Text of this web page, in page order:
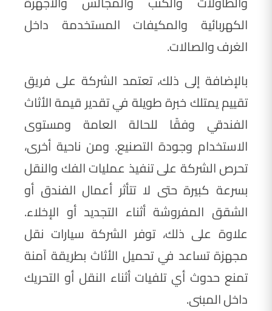
الكهربائية والمكيفات المستخدمة داخل
الغرف والصالات.
بالإضافة إلى ذلك، تعتمد الشركة على فريق
تقييم يمتلك خبرة طويلة في تقدير قيمة الأثاث
الفندقي وفقًا للحالة العامة ومستوى
الاستخدام وجودة التصنيع. ومن ناحية أخرى،
تحرص الشركة على تنفيذ عمليات الفك والنقل
بسرعة كبيرة حتى لا تتأثر أعمال الفندق أو
الشقق المفروشة أثناء التجديد أو الإخلاء.
علاوة على ذلك، توفر الشركة سيارات نقل
مجهزة تساعد في تحميل الأثاث بطريقة آمنة
تمنع حدوث أي تلفيات أثناء النقل أو التحريك
داخل المبنى.